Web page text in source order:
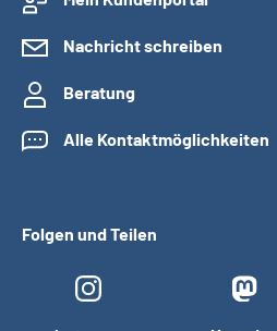
Nachricht schreiben
Beratung
Alle Kontaktmöglichkeiten
Folgen und Teilen